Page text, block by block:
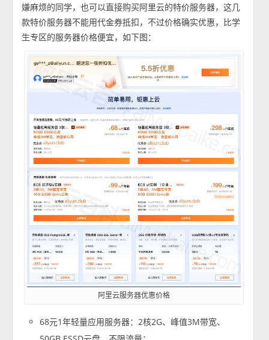
嫌麻烦的同学，也可以直接购买阿里云的特价服务器，这几
款特价服务器不能用代金券抵扣，不过价格确实优惠，比学
生专区的服务器价格便宜，如下图：
阿里云服务器优惠价格
68元1年轻量应用服务器：2核2G、峰值3M带宽、